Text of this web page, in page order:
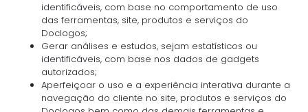
identificáveis, com base no comportamento de uso
das ferramentas, site, produtos e serviços do
Doclogos;
Gerar análises e estudos, sejam estatísticos ou
identificáveis, com base nos dados de gadgets
autorizados;
Aperfeiçoar o uso e a experiência interativa durante a
navegação do cliente no site, produtos e serviços do